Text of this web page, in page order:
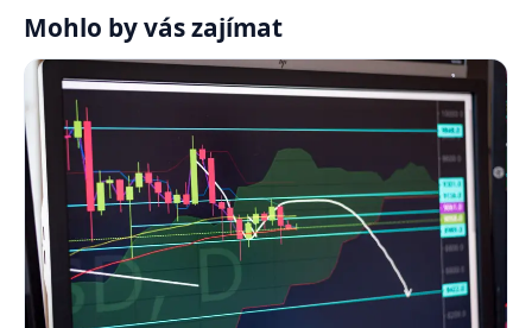
Mohlo by vás zajímat